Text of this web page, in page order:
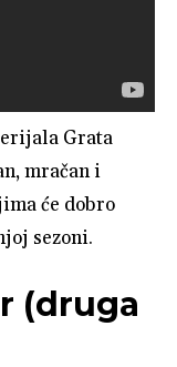
Grata
mračan i
će dobro
sezoni.
(druga